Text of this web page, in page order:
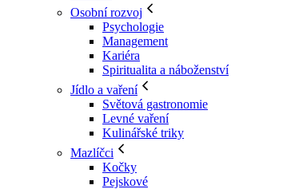
Osobní rozvoj
Psychologie
Management
Kariéra
Spiritualita a náboženství
Jídlo a vaření
Světová gastronomie
Levné vaření
Kulinářské triky
Mazlíčci
Kočky
Pejskové